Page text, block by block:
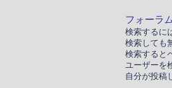
フォーラ
検索するに
検索しても
検索すると
ユーザーを
自分が投稿